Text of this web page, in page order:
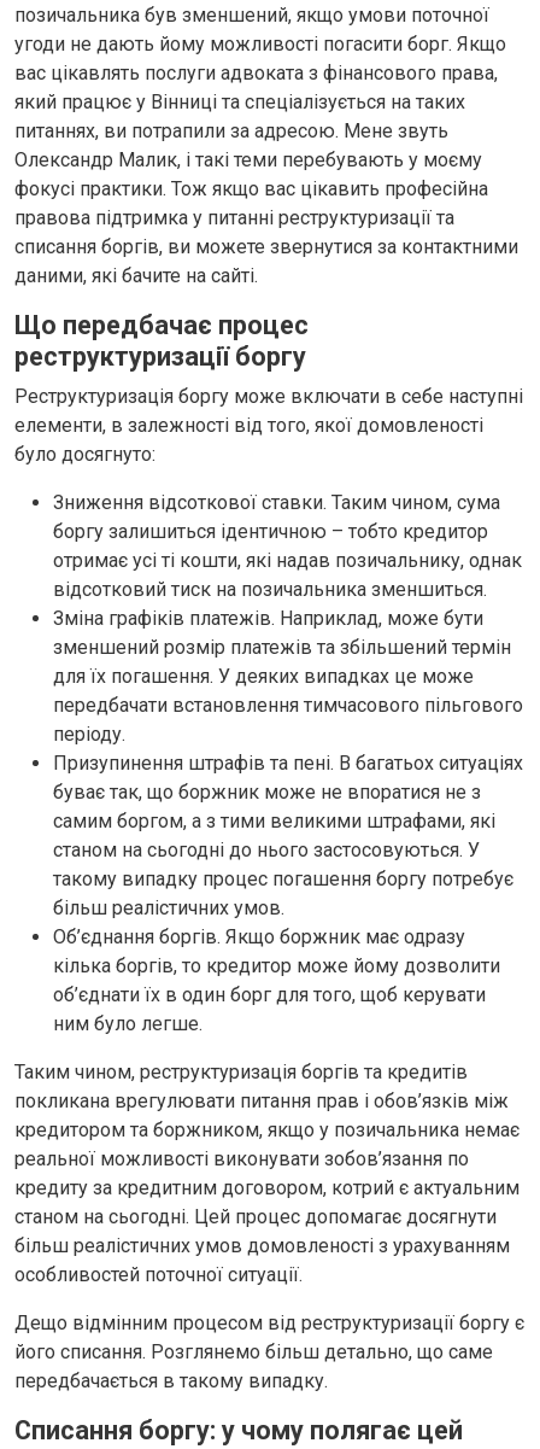
позичальника був зменшений, якщо умови поточної
угоди не дають йому можливості погасити борг. Якщо
вас цікавлять послуги адвоката з фінансового права,
який працює у Вінниці та спеціалізується на таких
питаннях, ви потрапили за адресою. Мене звуть
Олександр Малик, і такі теми перебувають у моєму
фокусі практики. Тож якщо вас цікавить професійна
правова підтримка у питанні реструктуризації та
списання боргів, ви можете звернутися за контактними
даними, які бачите на сайті.
Що передбачає процес
реструктуризації боргу
Реструктуризація боргу може включати в себе наступні
елементи, в залежності від того, якої домовленості
було досягнуто:
Зниження відсоткової ставки. Таким чином, сума
боргу залишиться ідентичною – тобто кредитор
отримає усі ті кошти, які надав позичальнику, однак
відсотковий тиск на позичальника зменшиться.
Зміна графіків платежів. Наприклад, може бути
зменшений розмір платежів та збільшений термін
для їх погашення. У деяких випадках це може
передбачати встановлення тимчасового пільгового
періоду.
Призупинення штрафів та пені. В багатьох ситуаціях
буває так, що боржник може не впоратися не з
самим боргом, а з тими великими штрафами, які
станом на сьогодні до нього застосовуються. У
такому випадку процес погашення боргу потребує
більш реалістичних умов.
Об’єднання боргів. Якщо боржник має одразу
кілька боргів, то кредитор може йому дозволити
об’єднати їх в один борг для того, щоб керувати
ним було легше.
Таким чином, реструктуризація боргів та кредитів
покликана врегулювати питання прав і обов’язків між
кредитором та боржником, якщо у позичальника немає
реальної можливості виконувати зобов’язання по
кредиту за кредитним договором, котрий є актуальним
станом на сьогодні. Цей процес допомагає досягнути
більш реалістичних умов домовленості з урахуванням
особливостей поточної ситуації.
Дещо відмінним процесом від реструктуризації боргу є
його списання. Розглянемо більш детально, що саме
передбачається в такому випадку.
Списання боргу: у чому полягає цей